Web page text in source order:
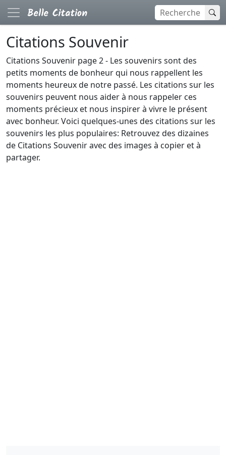
Citations Souvenir
Citations Souvenir page 2 - Les souvenirs sont des
petits moments de bonheur qui nous rappellent les
moments heureux de notre passé. Les citations sur les
souvenirs peuvent nous aider à nous rappeler ces
moments précieux et nous inspirer à vivre le présent
avec bonheur. Voici quelques-unes des citations sur les
souvenirs les plus populaires: Retrouvez des dizaines
de Citations Souvenir avec des images à copier et à
partager.